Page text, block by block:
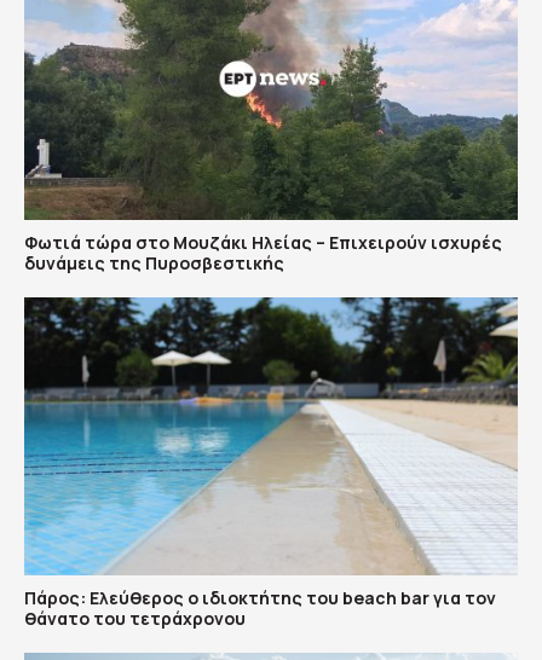
Φωτιά τώρα στο Μουζάκι Ηλείας – Επιχειρούν ισχυρές
δυνάμεις της Πυροσβεστικής
Πάρος: Ελεύθερος ο ιδιοκτήτης του beach bar για τον
θάνατο του τετράχρονου